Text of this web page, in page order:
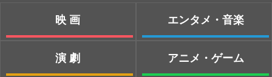
映画
演劇
エンタメ・音楽
アニメ・ゲーム